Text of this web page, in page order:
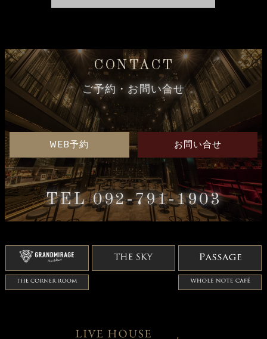
CONTACT
ご予約・お問い合せ
WEB予約 お問い合せ
TEL 092-791-1903